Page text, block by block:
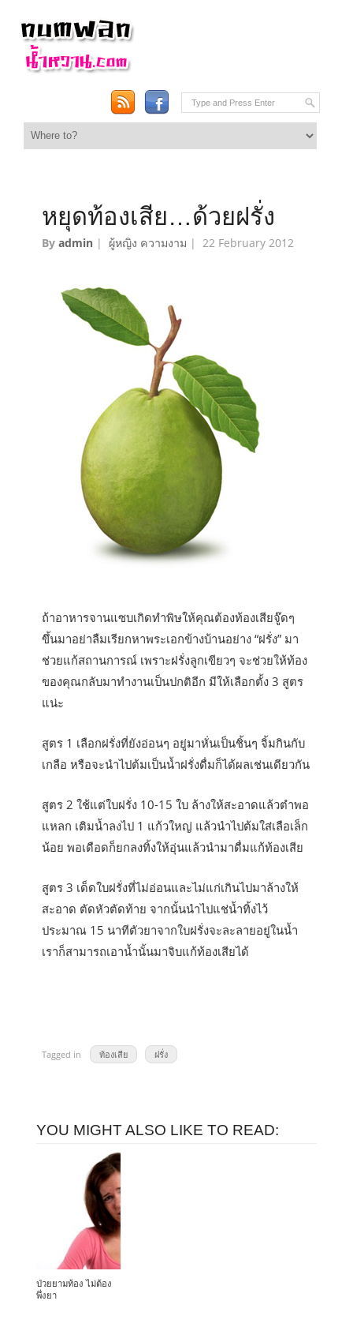
หยุดท้องเสีย…ด้วยฝรั่ง
Byadmin | ผู้หญิง ความงาม |22 February 2012
ถ้าอาหารจานแซบเกิดทำพิษให้คุณต้องท้องเสียจู๊ดๆ
ขึ้นมาอย่าลืมเรียกหาพระเอกข้างบ้านอย่าง “ฝรั่ง” มา
ช่วยแก้สถานการณ์ เพราะฝรั่งลูกเขียวๆ จะช่วยให้ท้อง
ของคุณกลับมาทำงานเป็นปกติอีก มีให้เลือกตั้ง 3 สูตร
แน่ะ
สูตร 1 เลือกฝรั่งที่ยังอ่อนๆ อยู่มาหั่นเป็นชิ้นๆ จิ้มกินกับ
เกลือ หรือจะนำไปต้มเป็นน้ำฝรั่งดื่มก็ได้ผลเช่นเดียวกัน
สูตร 2 ใช้แต่ใบฝรั่ง 10-15 ใบ ล้างให้สะอาดแล้วตำพอ
แหลก เติมน้ำลงไป 1 แก้วใหญ่ แล้วนำไปต้มใส่เลือเล็ก
น้อย พอเดือดก็ยกลงทิ้งให้อุ่นแล้วนำมาดื่มแก้ท้องเสีย
สูตร 3 เด็ดใบฝรั่งที่ไม่อ่อนและไม่แก่เกินไปมาล้างให้
สะอาด ตัดหัวตัดท้าย จากนั้นนำไปแช่น้ำทิ้งไว้
ประมาณ 15 นาทีตัวยาจากใบฝรั่งจะละลายอยู่ในน้ำ
เราก็สามารถเอาน้ำนั้นมาจิบแก้ท้องเสียได้
Tagged in ท้องเสีย ฝรั่ง
YOU MIGHT ALSO LIKE TO READ:
ป่วยยามท้อง ไม่ต้อง
พึ่งยา